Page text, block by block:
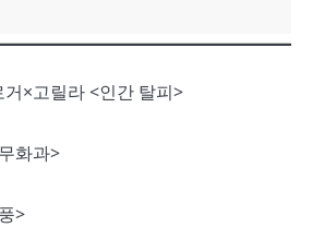
×고릴라 <인간 탈피>
화과>
>